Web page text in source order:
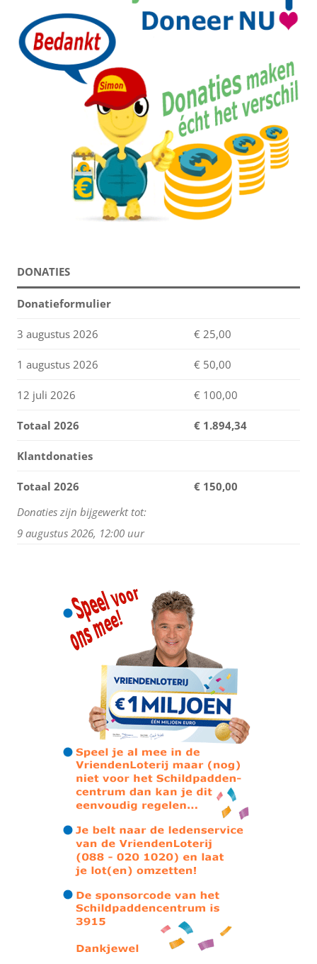
DONATIES
Donatieformulier
3 augustus 2026 € 25,00
1 augustus 2026 € 50,00
12 juli 2026 € 100,00
Totaal 2026 € 1.894,34
Klantdonaties
Totaal 2026
€ 150,00
Donaties zijn bijgewerkt tot:
9 augustus 2026, 12:00 uur